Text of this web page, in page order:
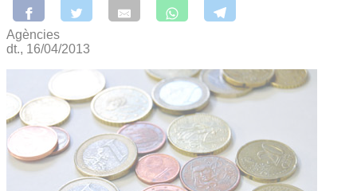
Agències
dt., 16/04/2013